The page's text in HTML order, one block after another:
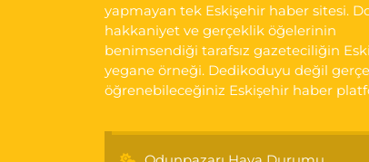
yapmayan tek Eskişehir haber sitesi.
hakkaniyet ve gerçeklik öğelerinin
benimsendiği tarafsız gazeteciliğin
yegane örneği. Dedikoduyu değil
öğrenebileceğiniz Eskişehir haber